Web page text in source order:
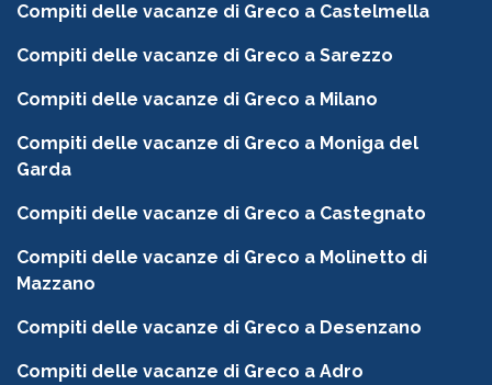
Compiti delle vacanze di Greco a Castelmella
Compiti delle vacanze di Greco a Sarezzo
Compiti delle vacanze di Greco a Milano
Compiti delle vacanze di Greco a Moniga del
Garda
Compiti delle vacanze di Greco a Castegnato
Compiti delle vacanze di Greco a Molinetto di
Mazzano
Compiti delle vacanze di Greco a Desenzano
Compiti delle vacanze di Greco a Adro